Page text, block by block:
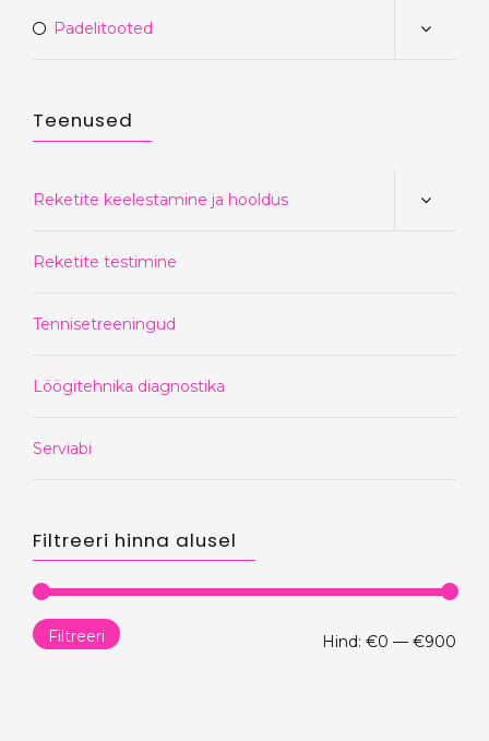
Padelitooted
Teenused
Reketite keelestamine ja hooldus
Reketite testimine
Tennisetreeningud
Löögitehnika diagnostika
Serviabi
Filtreeri hinna alusel
Filtreeri Hind: €0 — €900